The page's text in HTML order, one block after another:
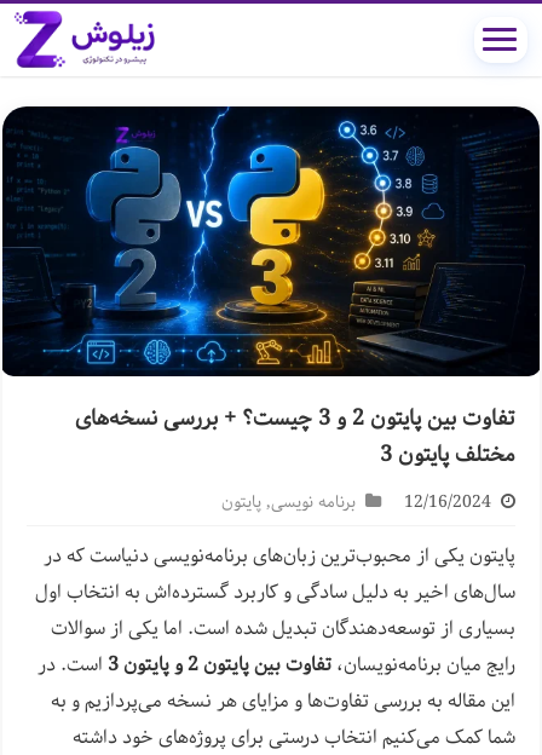
تفاوت بین پایتون 2 و 3 چیست؟ + بررسی نسخه‌های
مختلف پایتون 3
12/16/2024 برنامه نویسی,پایتون
پایتون یکی از محبوب‌ترین زبان‌های برنامه‌نویسی دنیاست که در
سال‌های اخیر به دلیل سادگی و کاربرد گسترده‌اش به انتخاب اول
بسیاری از توسعه‌دهندگان تبدیل شده است. اما یکی از سوالات
رایج میان برنامه‌نویسان،تفاوت بین پایتون 2 و پایتون 3
است. در
این مقاله به بررسی تفاوت‌ها و مزایای هر نسخه می‌پردازیم و به
شما کمک می‌کنیم انتخاب درستی برای پروژه‌های خود داشته